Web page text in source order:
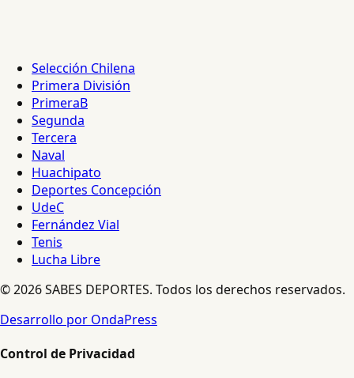
Selección Chilena
Primera División
PrimeraB
Segunda
Tercera
Naval
Huachipato
Deportes Concepción
UdeC
Fernández Vial
Tenis
Lucha Libre
© 2026 SABES DEPORTES. Todos los derechos reservados.
Desarrollo por OndaPress
Control de Privacidad